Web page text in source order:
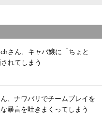
chさん、キャバ嬢に「ちょと
されてしまう
ん、ナワバリでチームプレイを
暴言を吐きまくってしまう